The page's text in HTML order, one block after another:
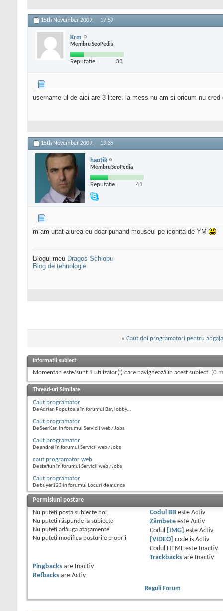
15th November 2009, 17:59
Krm
Membru SeoPedia
Reputatie: 33
username-ul de aici are 3 litere. la mess nu am si oricum nu
15th November 2009, 19:35
haotik
Membru SeoPedia
Reputatie: 41
m-am uitat aiurea eu doar punand mouseul pe iconita de YM
Blogul meu Dragos Schiopu
Blog de tehnologie
« Caut doi programatori pentru
Informații subiect
Momentan este/sunt 1 utilizator(i) care navighează în acest subiect. (0
Thread-uri Similare
Caut programator
De Adrian Poputoaia în forumul Bar, lobby...
Caut programator
De SeerKan în forumul Servicii web / Jobs
Caut programator
De andrei în forumul Servicii web / Jobs
caut programator web
De steffun în forumul Servicii web / Jobs
Caut programator
De buyer123 în forumul Locuri de munca
Permisiuni postare
Nu puteţi posta subiecte noi.
Nu puteţi răspunde la subiecte
Nu puteţi adăuga ataşamente
Nu puteţi modifica posturile proprii
Codul BBeste Activ
Zâmbeteeste Activ
Codul
[IMG] este Activ
[VIDEO]
code is Activ
Codul HTML este
Inactiv
Trackbacksare
Inactiv
Pingbacks are
Inactiv
Refbacks are Activ
Reguli Forum